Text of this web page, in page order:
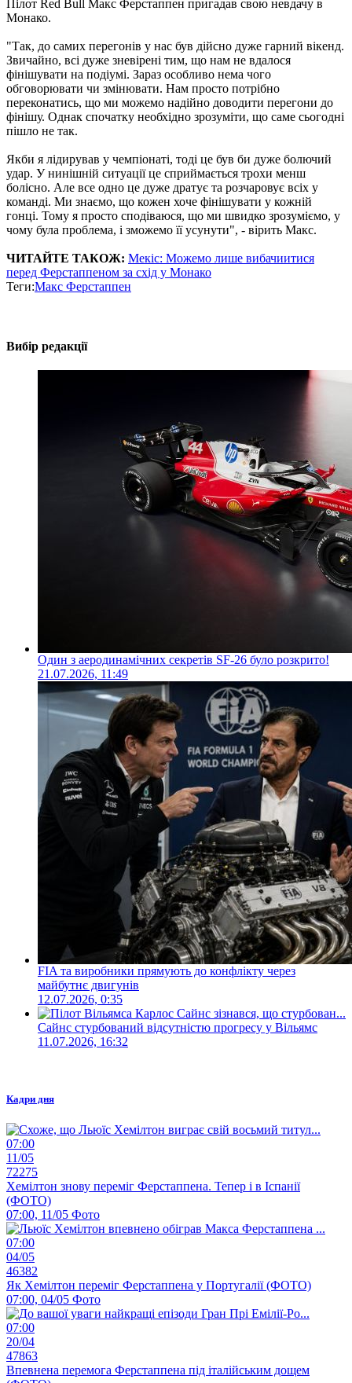
Пілот Red Bull Макс Ферстаппен пригадав свою невдачу в
Монако.
"Так, до самих перегонів у нас був дійсно дуже гарний вікенд.
Звичайно, всі дуже зневірені тим, що нам не вдалося
фінішувати на подіумі. Зараз особливо нема чого
обговорювати чи змінювати. Нам просто потрібно
переконатись, що ми можемо надійно доводити перегони до
фінішу. Однак спочатку необхідно зрозуміти, що саме сьогодні
пішло не так.
Якби я лідирував у чемпіонаті, тоді це був би дуже болючий
удар. У нинішній ситуації це сприймається трохи менш
болісно. Але все одно це дуже дратує та розчаровує всіх у
команді. Ми знаємо, що кожен хоче фінішувати у кожній
гонці. Тому я просто сподіваюся, що ми швидко зрозуміємо, у
чому була проблема, і зможемо її усунути", - вірить Макс.
ЧИТАЙТЕ ТАКОЖ: Мекіс: Можемо лише вибачиитися
перед Ферстаппеном за схід у Монако
Теги:Макс Ферстаппен
Вибір редакції
Один з аеродинамічних секретів SF-26 було розкрито!
21.07.2026, 11:49
FIA та виробники прямують до конфлікту через
майбутнє двигунів
12.07.2026, 0:35
Сайнс стурбований відсутністю прогресу у Вільямс
11.07.2026, 16:32
Кадри дня
07:00
11/05
72275
Хемілтон знову переміг Ферстаппена. Тепер і в Іспанії
(ФОТО)
07:00, 11/05 Фото
07:00
04/05
46382
Як Хемілтон переміг Ферстаппена у Португалії (ФОТО)
07:00, 04/05 Фото
07:00
20/04
47863
Впевнена перемога Ферстаппена під італійським дощем